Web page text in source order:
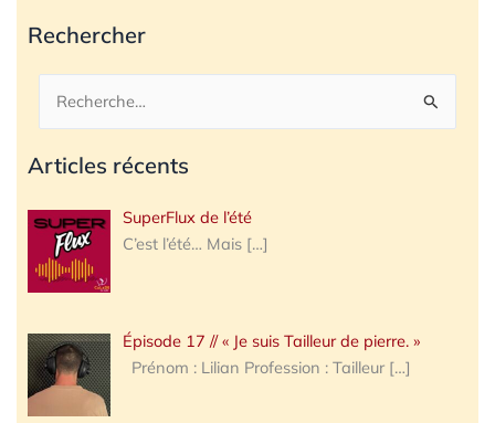
Rechercher
Rechercher :
Articles récents
SuperFlux de l’été
C’est l’été… Mais […]
Épisode 17 // « Je suis Tailleur de pierre. »
Prénom : Lilian Profession : Tailleur […]